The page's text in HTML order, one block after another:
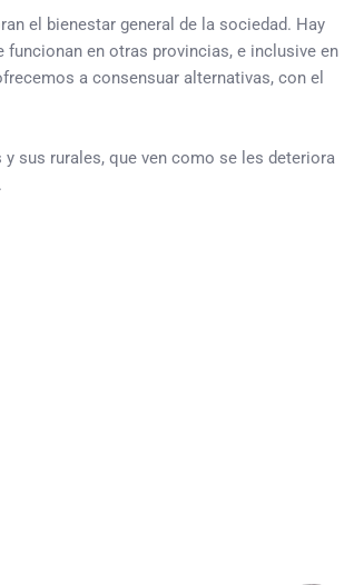
el bienestar general de la sociedad. Hay
en otras provincias, e inclusive en
a consensuar alternativas, con el
sus rurales, que ven como se les deteriora